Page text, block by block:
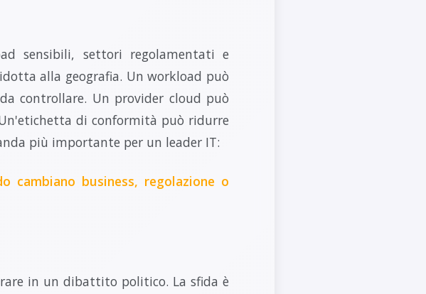
sensibili, settori regolamentati e
alla geografia. Un workload può
controllare. Un provider cloud può
di conformità può ridurre
più importante per un leader IT:
cambiano business, regolazione o
in un dibattito politico. La sfida è